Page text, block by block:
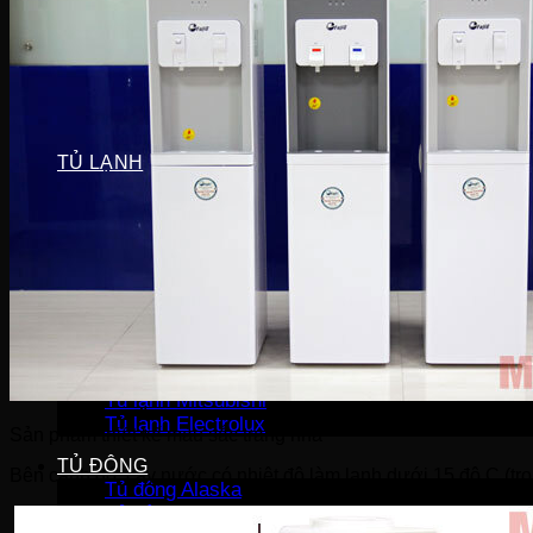
Máy sấy Casper
Máy sấy Galanz
Máy sấy Samsung
Máy sấy Whirlpool
Máy sấy Electrolux
TỦ LẠNH
Tủ lạnh LG
Tủ lạnh Aqua
Tủ lạnh Funiki
Tủ lạnh Sharp
Tủ lạnh Casper
Tủ lạnh Toshiba
Tủ lạnh SamSung
Tủ lạnh Panasonic
Tủ lạnh Mitsubishi
Tủ lạnh Electrolux
TỦ ĐÔNG
Tủ đông Alaska
Sản phẩm thiết kế màu sắc trang nhã
Bên cạnh đó, cây nước có nhiệt độ làm lạnh dưới 15 độ C